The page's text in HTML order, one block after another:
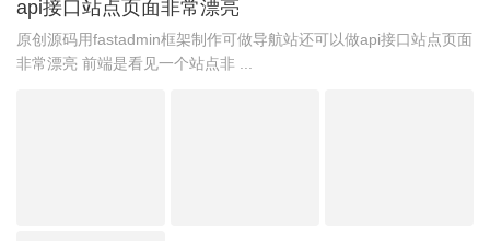
api接口站点页面非常漂亮
原创源码用fastadmin框架制作可做导航站还可以做api接口站点页面
非常漂亮 前端是看见一个站点非 ...